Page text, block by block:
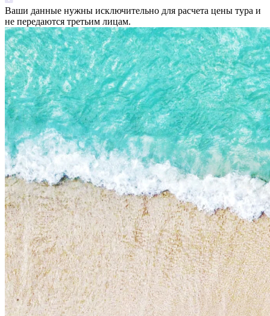
Ваши данные нужны исключительно для расчета цены тура и
не передаются третьим лицам.